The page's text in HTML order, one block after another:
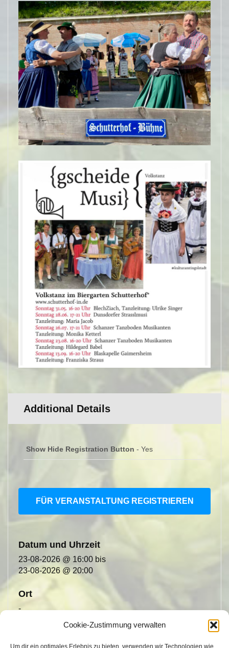
Cookie-Zustimmung verwalten
Um dir ein optimales Erlebnis zu bieten, verwenden wir Technologien wie
Additional Details
Show Hide Registration Button - Yes
FÜR VERANSTALTUNG REGISTRIEREN
Datum und Uhrzeit
23-08-2026 @ 16:00 bis
23-08-2026 @ 20:00
Ort
-
Share With Friends